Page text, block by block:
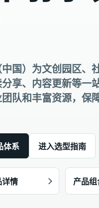
国）为文创园区、
享、内容更新等一
队和丰富资源，保
体系 进入选型指南
详情 产品组